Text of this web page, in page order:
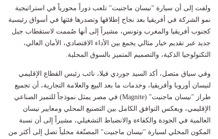
ولفت إلى أن سيارة "نيسان ماجنيت" تلعب دوراً محورياً في استراتيجية
نمو الشركة في أفريقيا بعد نجاح إطلاقها وتصدرها فئتها في أسواق رئيسية
كجنوب أفريقيا والمغرب وتونس، مشيراً إلى أنها صُممت لاستقطاب جيل
جديد عبر تقديم خيار مثالي يجمع بين الأداء الاقتصادي، الأمان العالي،
التكنولوجيا الذكية، والتصميم المتميز بالسوق المحلية.
وفي سياق متصل، أكد السيد جوردي فيلا، نائب رئيس القطاع الإقليمي
لنيسان أوروبا وأفريقيا، وخدمات ما بعد البيع والعلامة التجارية، أن تجميع
طراز "نيسان ماجنيت" (Magnite) في مصر يمثل نموذجاً للتميز الصناعي
الإقليمي، ويعكس التوافق الكامل بين التصنيع المحلي ومعايير نيسان
العالمية في الجودة والكفاءة والانضباط التشغيلي، مشيراً إلى أن نسبة
المكون المحلي لسيارة "نيسان ماجنيت" المصنّعة محلياً تصل إلى أكثر من